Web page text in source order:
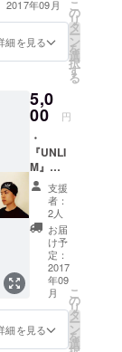
。2017年09月
細を見る
こ
の
リ
タ
ー
ン
を
選
択
す
る
5,0
00 円
・
『UNLI
M』
ヘッド
バンド
（フ
リーサ
イズ）
・サイ
ン入り
オリジ
ナルス
テッ
カー ※
送料込
支援
者：
2人
お届
け予
定：
2017
年09
月
細を見る
こ
の
リ
タ
ー
ン
を
選